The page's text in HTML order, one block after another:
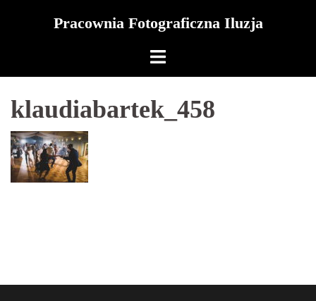
Pracownia Fotograficzna Iluzja
klaudiabartek_458